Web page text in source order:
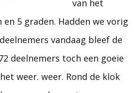
van het
en 5 graden. Hadden we vorig
vandaag bleef de
deelnemers toch een goeie
weer. weer. Rond de klok